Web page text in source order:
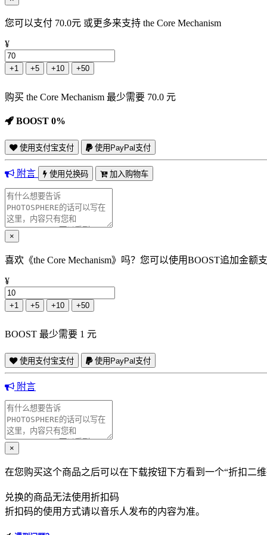
您可以支付 70.0元 或更多来支持 the Core Mechanism
¥
+1 +5 +10 +50
购买 the Core Mechanism 最少需要 70.0 元
BOOST 0%
使用支付宝支付 使用PayPal支付
附言 使用兑换码 加入购物车
×
喜欢《the Core Mechanism》吗？您可以使用BOOST追加金额
¥
+1 +5 +10 +50
BOOST 最少需要 1 元
使用支付宝支付 使用PayPal支付
附言
×
在您购买这个商品之后可以在下载按钮下方看到一个“折扣二
兑换的商品无法使用折扣码
折扣码的使用方式请以音乐人发布的内容为准。